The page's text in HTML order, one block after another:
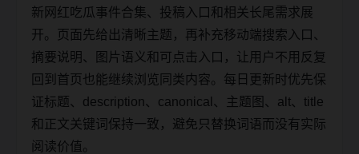
新网红吃瓜事件合集、投稿入口和相关长尾需求展
开。页面先给出清晰主题，再补充移动端搜索入口、
摘要说明、图片语义和可点击入口，让用户不用反复
回到首页也能继续浏览同类内容。每日更新时优先保
证标题、description、canonical、主题图、alt、title
和正文关键词保持一致，避免只替换词语而没有实际
阅读价值。